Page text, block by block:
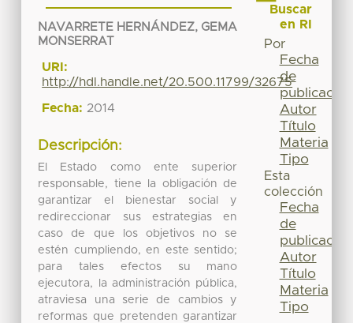
NAVARRETE HERNÁNDEZ, GEMA
MONSERRAT
URI:
http://hdl.handle.net/20.500.11799/32675
Fecha: 2014
Descripción:
El Estado como ente superior
responsable, tiene la obligación de
garantizar el bienestar social y
redireccionar sus estrategias en
caso de que los objetivos no se
estén cumpliendo, en este sentido;
para tales efectos su mano
ejecutora, la administración pública,
atraviesa una serie de cambios y
reformas que pretenden garantizar
Buscar
en RI
Por
Fecha
de
publicación
Autor
Título
Materia
Tipo
Esta
colección
Fecha
de
publicación
Autor
Título
Materia
Tipo